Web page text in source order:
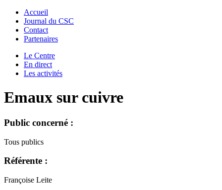
Accueil
Journal du CSC
Contact
Partenaires
Le Centre
En direct
Les activités
Emaux sur cuivre
Public concerné :
Tous publics
Référente :
Françoise Leite